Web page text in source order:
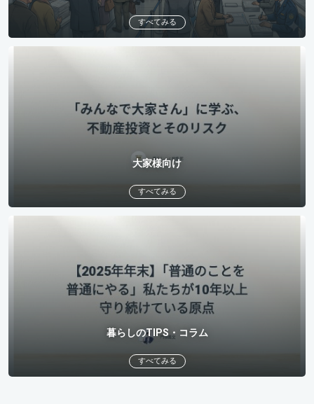
すべてみる
大家様向け
すべてみる
暮らしのTIPS・コラム
すべてみる